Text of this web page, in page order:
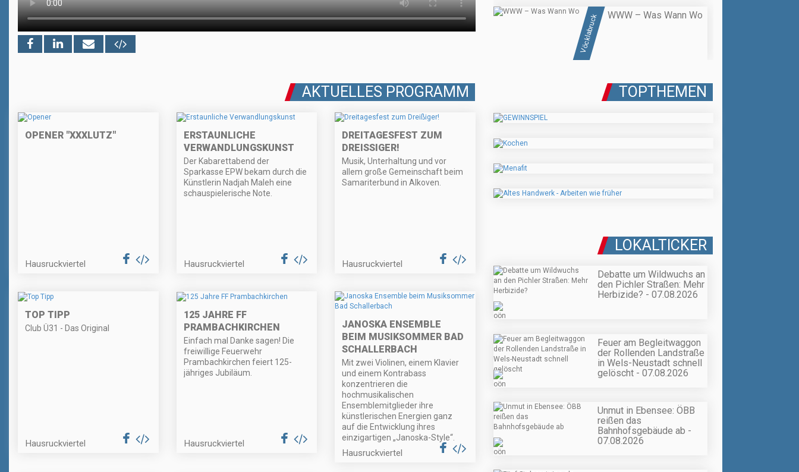
Vöcklabruck WWW – Was Wann Wo
AKTUELLES PROGRAMM
OPENER "XXXLUTZ"
Hausruckviertel
ERSTAUNLICHE
VERWANDLUNGSKUNST
Der Kabarettabend der
Sparkasse EPW bekam durch die
Künstlerin Nadjah Maleh eine
schauspielerische Note.
Hausruckviertel
DREITAGESFEST ZUM
DREISSIGER!
Musik, Unterhaltung und vor
allem große Gemeinschaft beim
Samariterbund in Alkoven.
Hausruckviertel
TOP TIPP
Club Ü31 - Das Original
Hausruckviertel
125 JAHRE FF
PRAMBACHKIRCHEN
Einfach mal Danke sagen! Die
freiwillige Feuerwehr
Prambachkirchen feiert 125-
jähriges Jubiläum.
Hausruckviertel
JANOSKA ENSEMBLE
BEIM MUSIKSOMMER BAD
SCHALLERBACH
Mit zwei Violinen, einem Klavier
und einem Kontrabass
konzentrieren die
hochmusikalischen
Ensemblemitglieder ihre
künstlerischen Energien ganz
auf die Entwicklung ihres
einzigartigen „Janoska-Style“.
Hausruckviertel
TOPTHEMEN
LOKALTICKER
Debatte um Wildwuchs an
den Pichler Straßen: Mehr
Herbizide? - 07.08.2026
Feuer am Begleitwaggon
der Rollenden Landstraße
in Wels-Neustadt schnell
gelöscht - 07.08.2026
Unmut in Ebensee: ÖBB
reißen das
Bahnhofsgebäude ab -
07.08.2026